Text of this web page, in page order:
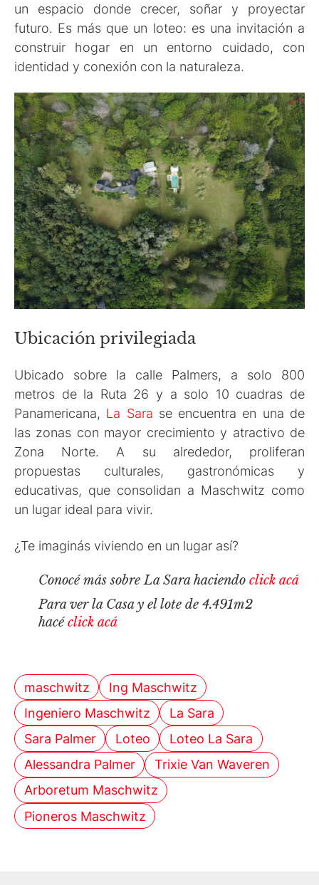
un espacio donde crecer, soñar y proyectar
futuro. Es más que un loteo: es una invitación a
construir hogar en un entorno cuidado, con
identidad y conexión con la naturaleza.
Ubicación privilegiada
Ubicado sobre la calle Palmers, a solo 800
metros de la Ruta 26 y a solo 10 cuadras de
Panamericana, La Sara se encuentra en una de
las zonas con mayor crecimiento y atractivo de
Zona Norte. A su alrededor, proliferan
propuestas culturales, gastronómicas y
educativas, que consolidan a Maschwitz como
un lugar ideal para vivir.
¿Te imaginás viviendo en un lugar así?
Conocé más sobre La Sara haciendo click acá
Para ver la Casa y el lote de 4.491m2
hacéclick acá
maschwitz
Ing Maschwitz
Ingeniero Maschwitz
La Sara
Sara Palmer
Loteo
Loteo La Sara
Alessandra Palmer
Trixie Van Waveren
Arboretum Maschwitz
Pioneros Maschwitz